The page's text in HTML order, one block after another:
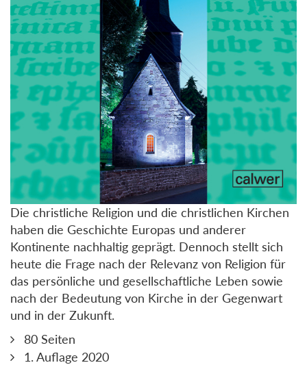
Die christliche Religion und die christlichen Kirchen
haben die Geschichte Europas und anderer
Kontinente nachhaltig geprägt. Dennoch stellt sich
heute die Frage nach der Relevanz von Religion für
das persönliche und gesellschaftliche Leben sowie
nach der Bedeutung von Kirche in der Gegenwart
und in der Zukunft.
80 Seiten
1. Auflage 2020